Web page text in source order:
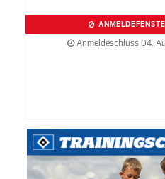
Anmeldeschluss 04.